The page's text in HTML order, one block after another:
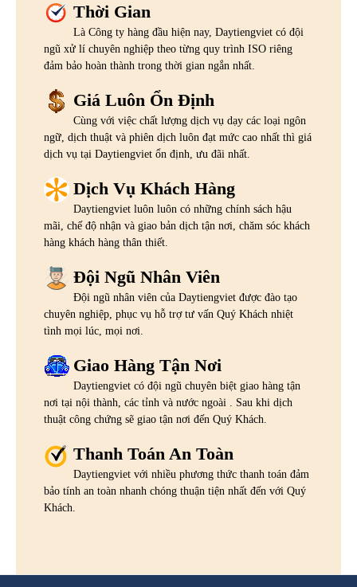
Thời Gian
Là Công ty hàng đầu hiện nay, Daytiengviet có đội
ngũ xử lí chuyên nghiệp theo từng quy trình ISO riêng
đảm bảo hoàn thành trong thời gian ngắn nhất.
Giá Luôn Ổn Định
Cùng với việc chất lượng dịch vụ dạy các loại ngôn
ngữ, dịch thuật và phiên dịch luôn đạt mức cao nhất thì giá
dịch vụ tại Daytiengviet ổn định, ưu đãi nhất.
Dịch Vụ Khách Hàng
Daytiengviet luôn luôn có những chính sách hậu
mãi, chế độ nhận và giao bản dịch tận nơi, chăm sóc khách
hàng khách hàng thân thiết.
Đội Ngũ Nhân Viên
Đội ngũ nhân viên của Daytiengviet được đào tạo
chuyên nghiệp, phục vụ hỗ trợ tư vấn Quý Khách nhiệt
tình mọi lúc, mọi nơi.
Giao Hàng Tận Nơi
Daytiengviet có đội ngũ chuyên biệt giao hàng tận
nơi tại nội thành, các tỉnh và nước ngoài . Sau khi dịch
thuật công chứng sẽ giao tận nơi đến Quý Khách.
Thanh Toán An Toàn
Daytiengviet với nhiều phương thức thanh toán đảm
bảo tính an toàn nhanh chóng thuận tiện nhất đến với Quý
Khách.